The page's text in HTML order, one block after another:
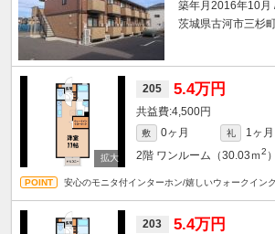
築年月2016年10月
茨城県古河市三杉
205 5.4万円
4,500円
敷 0ヶ月 礼
1ヶ月
2階 ワンルーム（30.03ｍ2 ）
安心のモニタ付インターホン/嬉しいウォークイン
203 5.4万円